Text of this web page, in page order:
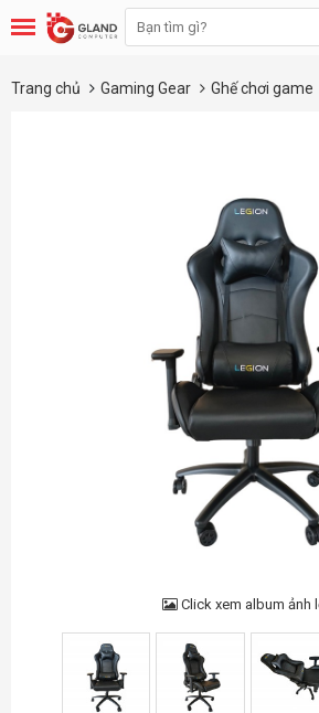
Trang chủ Gaming Gear Ghế chơi game
Click xem album ảnh